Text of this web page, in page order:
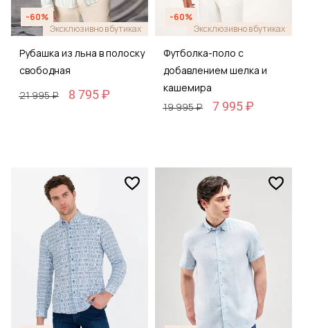
-60%
Эксклюзивно в бутиках
Рубашка из льна в полоску
свободная
21 995 ₽
8 795 ₽
-60%
Эксклюзивно в бутиках
Футболка-поло с
добавлением шелка и
кашемира
19 995 ₽
7 995 ₽